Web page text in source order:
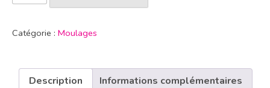
Catégorie : Moulages
Description
Informations complémentaires